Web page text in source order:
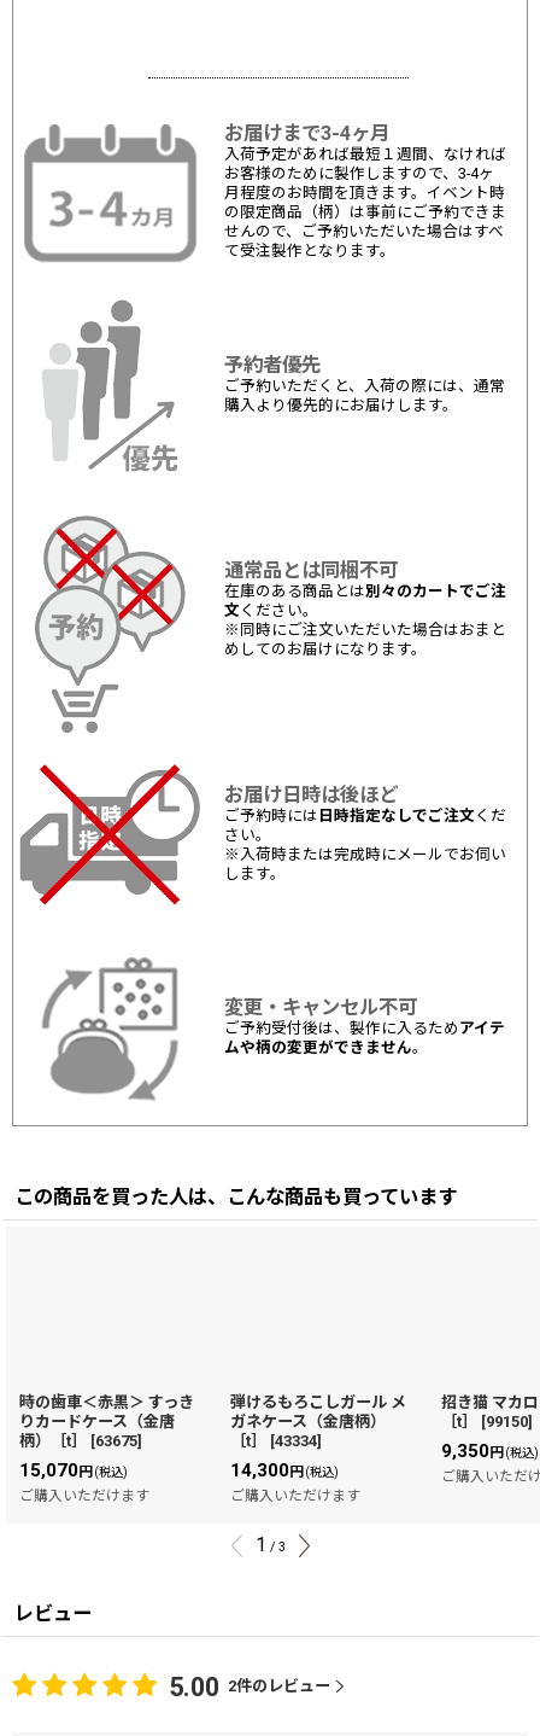
お届けまで3-4ヶ月
入荷予定があれば最短１週間、なければ
お客様のために製作しますので、3-4ヶ
月程度のお時間を頂きます。イベント時
の限定商品（柄）は事前にご予約できま
せんので、ご予約いただいた場合はすべ
て受注製作となります。
予約者優先
ご予約いただくと、入荷の際には、通常
購入より優先的にお届けします。
通常品とは同梱不可
在庫のある商品とは別々のカートでご注
文 ください。
※同時にご注文いただいた場合はおまと
めしてのお届けになります。
お届け日時は後ほど
ご予約時には 日時指定なしでご注文 くだ
さい。
※入荷時または完成時にメールでお伺い
します。
変更・キャンセル不可
ご予約受付後は、製作に入るため アイテ
ムや柄の変更ができません。
この商品を買った人は、こんな商品も買っています
時の歯車＜赤黒＞ すっき
りカードケース（金唐
柄）［t］
[63675]
15,070円(税込)
ご購入いただけます
弾けるもろこしガール メ
ガネケース（金唐柄）
［t］
[43334]
14,300円(税込)
ご購入いただけます
招き猫 マカ
［t］
[99150]
9,350円(税込)
ご購入いただ
1 / 3
レビュー
5.00 2件のレビュー